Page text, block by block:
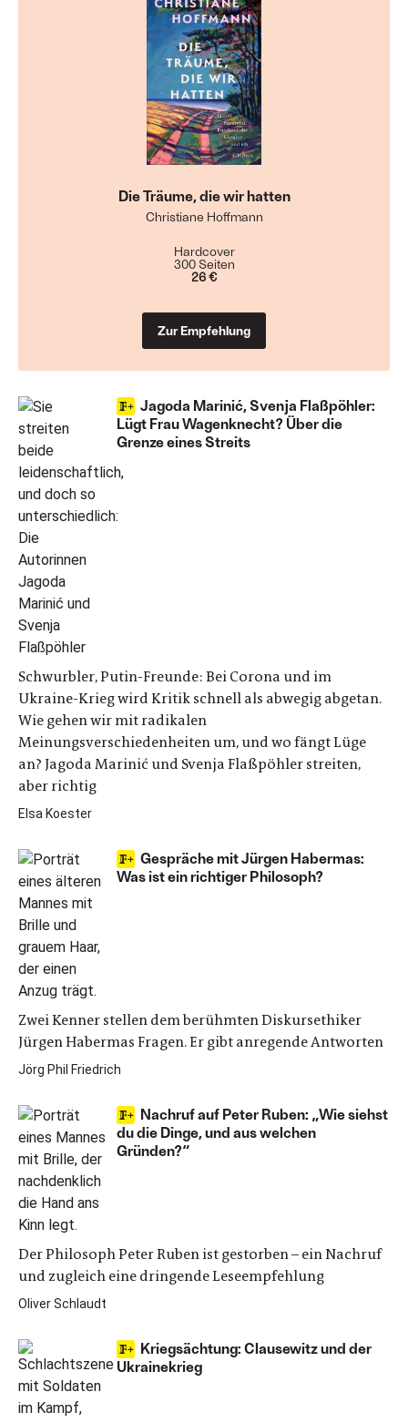
Jagoda Marinić, Svenja Flaßpöhler:
Lügt Frau Wagenknecht? Über die
Grenze eines Streits
Schwurbler, Putin-Freunde: Bei Corona und im
Ukraine-Krieg wird Kritik schnell als abwegig abgetan.
Wie gehen wir mit radikalen
Meinungsverschiedenheiten um, und wo fängt Lüge
an? Jagoda Marinić und Svenja Flaßpöhler streiten,
aber richtig
Elsa Koester
Gespräche mit Jürgen Habermas:
Was ist ein richtiger Philosoph?
Zwei Kenner stellen dem berühmten Diskursethiker
Jürgen Habermas Fragen. Er gibt anregende Antworten
Jörg Phil Friedrich
Nachruf auf Peter Ruben: „Wie siehst
du die Dinge, und aus welchen
Gründen?“
Der Philosoph Peter Ruben ist gestorben – ein Nachruf
und zugleich eine dringende Leseempfehlung
Oliver Schlaudt
Kriegsächtung: Clausewitz und der
Ukrainekrieg
Die Träume, die wir hatten
Christiane Hoffmann
Hardcover
300 Seiten
26 €
Zur Empfehlung